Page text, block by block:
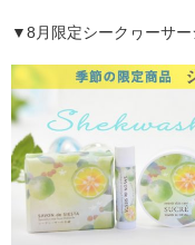
▼8月限定シークヮーサー